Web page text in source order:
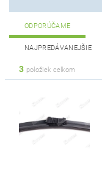
ODPORÚČAME
NAJPREDÁVANEJŠIE
3 položiek celkom